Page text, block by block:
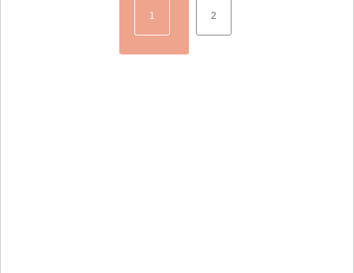
1 2